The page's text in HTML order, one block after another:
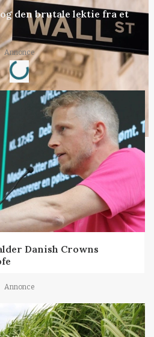
den brutale lektie fra et
Annonce
Loading...
Danish Crowns
Annonce